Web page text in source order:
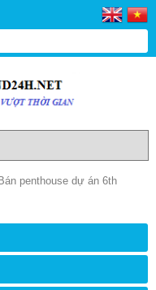
Bán penthouse dự án 6th